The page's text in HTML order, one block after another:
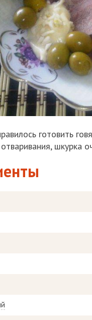
готовить
шкурка